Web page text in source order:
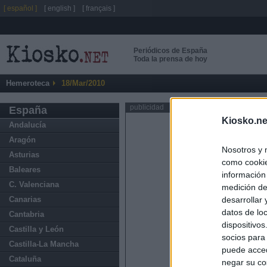
Nosotros y
como
medición
desarrollar
datos de
socios
puede
negar su
Periódicos de España
Toda la prensa de hoy
Hemeroteca 18/Mar/2010
España
Andalucía
Aragón
Asturias
Baleares
C. Valenciana
Canarias
Cantabria
Castilla y León
Castilla-La Mancha
Cataluña
publicidad
[ español ] [ english ] [ français ]